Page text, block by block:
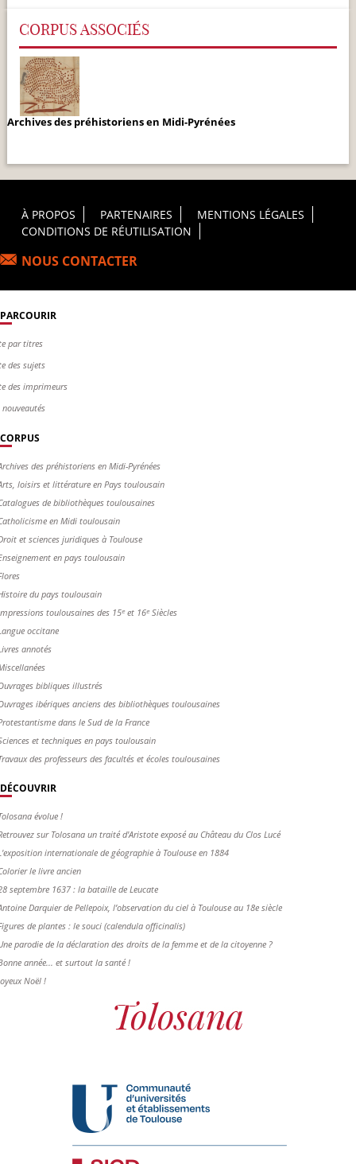
CORPUS ASSOCIÉS
Archives des préhistoriens en Midi-Pyrénées
Footer Principal
À PROPOS PARTENAIRES
MENTIONS LÉGALES
CONDITIONS DE RÉUTILISATION
NOUS CONTACTER
PARCOURIR
par titres
des sujets
des imprimeurs
nouveautés
CORPUS
des préhistoriens en Midi-Pyrénées
loisirs et littérature en Pays toulousain
de bibliothèques toulousaines
en Midi toulousain
et sciences juridiques à Toulouse
en pays toulousain
du pays toulousain
toulousaines des 15ᵉ et 16ᵉ Siècles
occitane
annotés
bibliques illustrés
ibériques anciens des bibliothèques toulousaines
dans le Sud de la France
et techniques en pays toulousain
des professeurs des facultés et écoles toulousaines
DÉCOUVRIR
évolue !
sur Tolosana un traité d'Aristote exposé au Château du Clos Lucé
internationale de géographie à Toulouse en 1884
le livre ancien
septembre 1637 : la bataille de Leucate
Darquier de Pellepoix, l’observation du ciel à Toulouse au 18e siècle
de plantes : le souci (calendula officinalis)
parodie de la déclaration des droits de la femme et de la citoyenne ?
année... et surtout la santé !
Noël !